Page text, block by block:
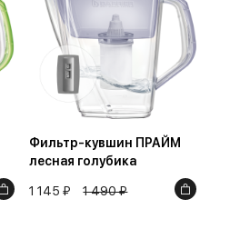
Фильтр-кувшин ПРАЙМ
лесная голубика
1 145 ₽ 1 490 ₽